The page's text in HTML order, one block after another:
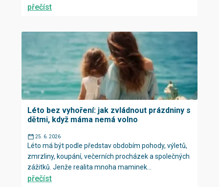
přečíst
Léto bez vyhoření: jak zvládnout prázdniny s
dětmi, když máma nemá volno
25. 6. 2026
Léto má být podle představ obdobím pohody, výletů,
zmrzliny, koupání, večerních procházek a společných
zážitků. Jenže realita mnoha maminek...
přečíst